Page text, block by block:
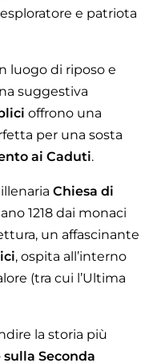
e patriota
luogo di riposo e
suggestiva
offrono una
per una sosta
ai Caduti.
Chiesa di
1218 dai monaci
un affascinante
, ospita all’interno
(tra cui l’Ultima
la storia più
Seconda